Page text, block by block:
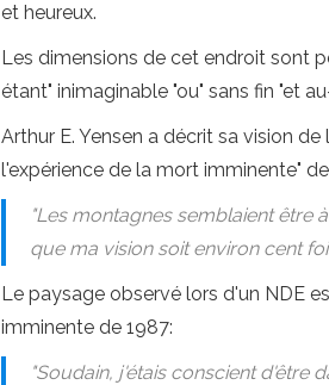
et heureux.
Les dimensions de cet endroit sont
étant" inimaginable "ou" sans fin "et
Arthur E. Yensen a décrit sa vision
l'expérience de la mort imminente"
"Les montagnes semblaient être
que ma vision soit environ cent
Le paysage observé lors d'un NDE
imminente de 1987:
"Soudain, j'étais conscient d'être